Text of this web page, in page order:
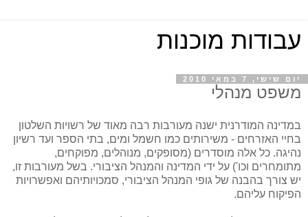
עבודות מוכנות
יום שישי, 7 במאי 2010
משפט מנהלי
במדינה המודרנית ישנה מעורבות רבה מאוד של רשויות השלטון
בחיי האזרחים - משירותים כמו חשמל ומים, בתי הספר ועד רשיון
נהיגה. כל אלה מוסדרים (מסופקים, מנוהלים, מפוקחים,
מתומחרים וכו') על ידי המדינה והמנהל הציבורי. בשל מעורבות זו,
יש צורך בהבנה של גופי המנהל הציבורי, סמכויותיהם ואפשרויות
הפיקוח עליהם.